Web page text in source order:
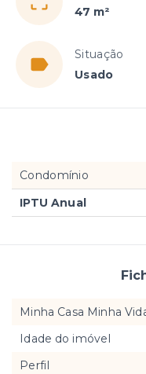
47 m²
Situação
Usado
Condomínio
IPTU Anual
Minha Casa Minha
Idade do imóvel
Perfil